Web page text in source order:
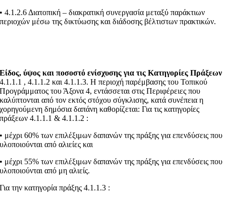
• 4.1.2.6 Διατοπική – διακρατική συνεργασία μεταξύ παράκτιων
περιοχών μέσω της δικτύωσης και διάδοσης βέλτιστων πρακτικών.
Είδος, ύψος και ποσοστό ενίσχυσης για τις Κατηγορίες Πράξεων
4.1.1.1 , 4.1.1.2 και 4.1.1.3. Η περιοχή παρέμβασης του Τοπικού
Προγράμματος του Άξονα 4, εντάσσεται στις Περιφέρειες που
καλύπτονται από τον εκτός στόχου σύγκλισης, κατά συνέπεια η
χορηγούμενη δημόσια δαπάνη καθορίζεται: Για τις κατηγορίες
πράξεων 4.1.1.1 & 4.1.1.2 :
• μέχρι 60% των επιλέξιμων δαπανών της πράξης για επενδύσεις που
υλοποιούνται από αλιείες και
• μέχρι 55% των επιλέξιμων δαπανών της πράξης για επενδύσεις που
υλοποιούνται από μη αλιείς.
Για την κατηγορία πράξης 4.1.1.3 :